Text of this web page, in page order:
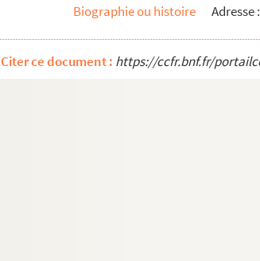
Biographie ou histoire
Adresse
Citer ce document : https://ccfr.bnf.fr/